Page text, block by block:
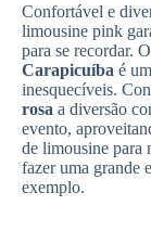
Confortável e
limousine pink
para se recordar. O
Carapicuíba é
inesquecíveis.
rosa a diversão
evento,
de limousine para
fazer uma grande
exemplo.